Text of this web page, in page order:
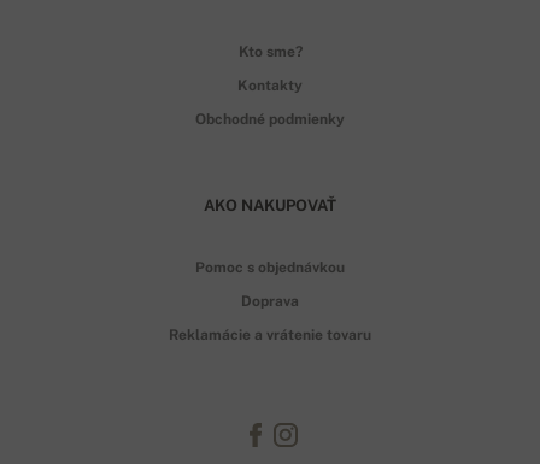
Kto sme?
Kontakty
Obchodné podmienky
AKO NAKUPOVAŤ
Pomoc s objednávkou
Doprava
Reklamácie a vrátenie tovaru